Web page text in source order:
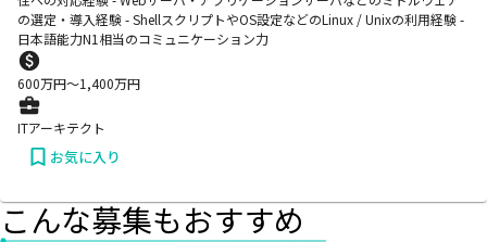
の選定・導入経験 - ShellスクリプトやOS設定などのLinux / Unixの利用経験 -
日本語能力N1相当のコミュニケーション力
600万円〜1,400万円
ITアーキテクト
お気に入り
こんな募集もおすすめ